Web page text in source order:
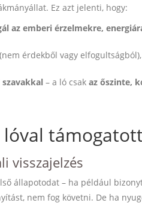
Ez azt jelenti, hogy:
az emberi érzelmekre,
érdekből vagy elfogultságból),
– a ló csak az őszinte,
visszajelzés
állapotodat – ha például
nem fog követni. De ha